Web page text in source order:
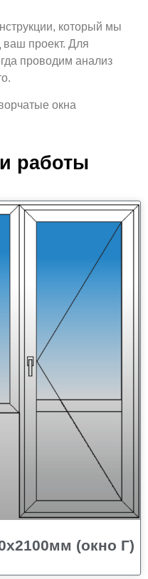
который мы
ваш проект. Для
проводим анализ
окна
работы
(окно Г)